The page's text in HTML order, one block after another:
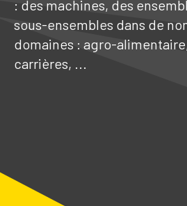
: des machines, des
sous-ensembles dans de
domaines : agro-
carrières, ...